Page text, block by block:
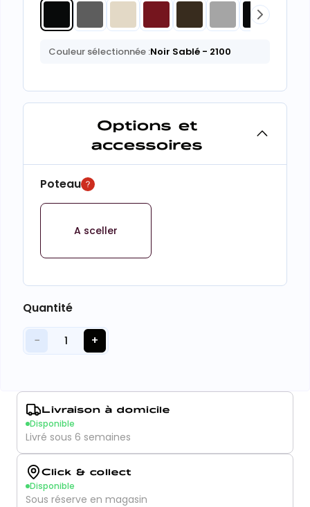
Couleur sélectionnée :Noir Sablé - 2100
Options et
accessoires
Poteau
A sceller
Quantité
− 1 +
Livraison à domicile
Disponible
Livré sous 6 semaines
Click & collect
Disponible
Sous réserve en magasin